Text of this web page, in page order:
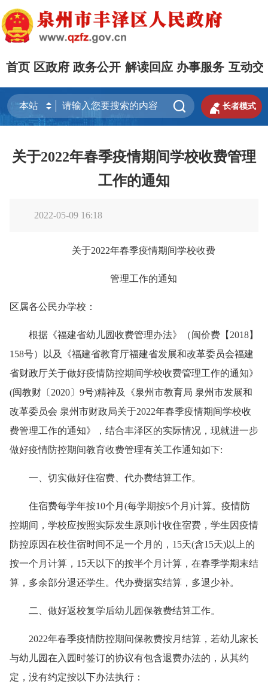
首页 区政府 政务公开 解读回应 办事服务 互动交
  长者模式
关于2022年春季疫情期间学校收费管理
工作的通知
2022-05-09 16:18
关于2022年春季疫情期间学校收费
管理工作的通知
区属各公民办学校：
根据《福建省幼儿园收费管理办法》（闽价费【2018】
158号）以及《福建省教育厅福建省发展和改革委员会福建
省财政厅关于做好疫情防控期间学校收费管理工作的通知》
(闽教财〔2020〕9号)精神及《泉州市教育局 泉州市发展和
改革委员会 泉州市财政局关于2022年春季疫情期间学校收
费管理工作的通知》，结合丰泽区的实际情况，现就进一步
做好疫情防控期间教育收费管理有关工作通知如下:
一、切实做好住宿费、代办费结算工作。
住宿费每学年按10个月(每学期按5个月)计算。疫情防
控期间，学校应按照实际发生原则计收住宿费，学生因疫情
防控原因在校住宿时间不足一个月的，15天(含15天)以上的
按一个月计算，15天以下的按半个月计算，在春季学期末结
算，多余部分退还学生。代办费据实结算，多退少补。
二、做好返校复学后幼儿园保教费结算工作。
2022年春季疫情防控期间保教费按月结算，若幼儿家长
与幼儿园在入园时签订的协议有包含退费办法的，从其约
定，没有约定按以下办法执行：